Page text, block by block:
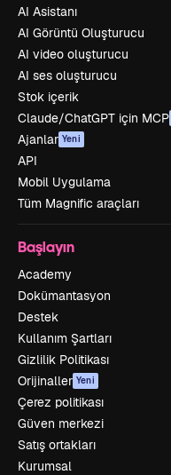
AI Asistanı
AI Görüntü Oluşturucu
AI video oluşturucu
AI ses oluşturucu
Stok içerik
Claude/ChatGPT için MCP
Ajanlar Yeni
API
Mobil Uygulama
Tüm Magnific araçları
Başlayın
Academy
Dokümantasyon
Destek
Kullanım Şartları
Gizlilik Politikası
Orijinaller Yeni
Çerez politikası
Güven merkezi
Satış ortakları
Kurumsal